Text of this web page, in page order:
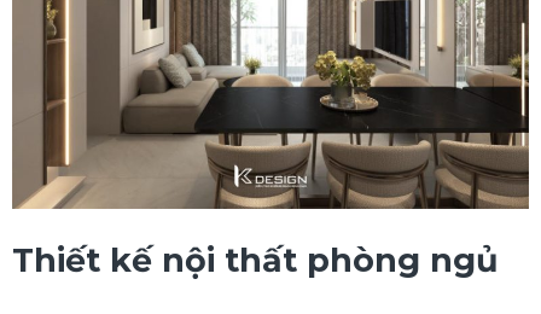
Thiết kế nội thất phòng ngủ